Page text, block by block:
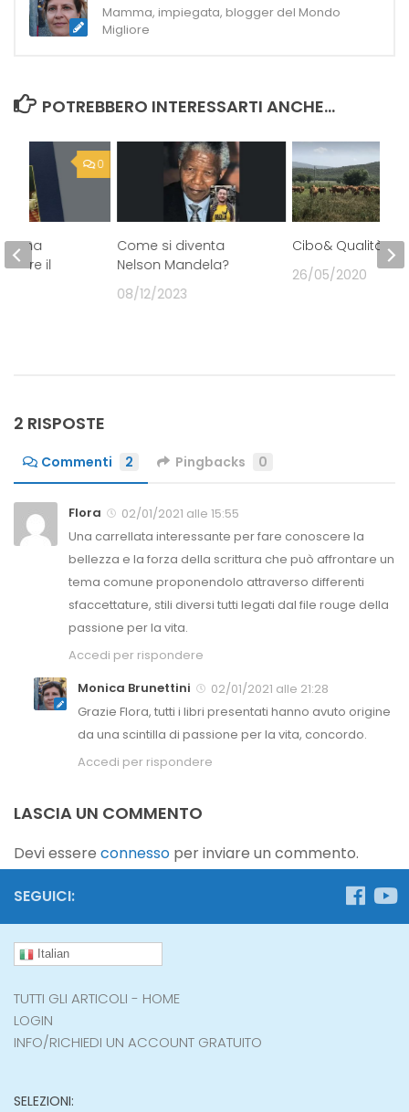
Mamma, impiegata, blogger del Mondo
Migliore
POTREBBERO INTERESSARTI ANCHE...
Come si diventa
Nelson Mandela?
08/12/2023
Cibo& Qualità!
26/05/2020
0
– una
oltre il
2 RISPOSTE
Commenti 2 Pingbacks 0
Flora
02/01/2021 alle 15:55
Una carrellata interessante per fare conoscere la
bellezza e la forza della scrittura che può affrontare un
tema comune proponendolo attraverso differenti
sfaccettature, stili diversi tutti legati dal file rouge della
passione per la vita.
Accedi per rispondere
Monica Brunettini
02/01/2021 alle 21:28
Grazie Flora, tutti i libri presentati hanno avuto origine
da una scintilla di passione per la vita, concordo.
Accedi per rispondere
LASCIA UN COMMENTO
Devi essere connesso per inviare un commento.
SEGUICI:
Italian
TUTTI GLI ARTICOLI - HOME
LOGIN
INFO/RICHIEDI UN ACCOUNT GRATUITO
SELEZIONI: